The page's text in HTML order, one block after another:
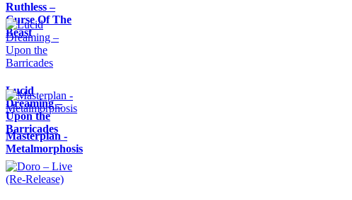
Ruthless –
Curse Of The
Beast
Lucid
Dreaming –
Upon the
Barricades
Masterplan -
Metalmorphosis